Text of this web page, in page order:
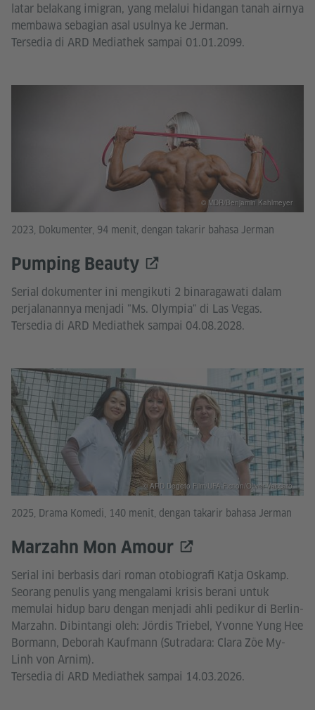
latar belakang imigran, yang melalui hidangan tanah airnya
membawa sebagian asal usulnya ke Jerman.
Tersedia di ARD Mediathek sampai 01.01.2099.
2023, Dokumenter, 94 menit, dengan takarir bahasa Jerman
Pumping Beauty
Serial dokumenter ini mengikuti 2 binaragawati dalam
perjalanannya menjadi "Ms. Olympia" di Las Vegas.
Tersedia di ARD Mediathek sampai 04.08.2028.
© MDR/Benjamin Kahlmeyer
2025, Drama Komedi, 140 menit, dengan takarir bahasa Jerman
Marzahn Mon Amour
Serial ini berbasis dari roman otobiografi Katja Oskamp.
Seorang penulis yang mengalami krisis berani untuk
memulai hidup baru dengan menjadi ahli pedikur di Berlin-
Marzahn. Dibintangi oleh: Jördis Triebel, Yvonne Yung Hee
Bormann, Deborah Kaufmann (Sutradara: Clara Zöe My-
Linh von Arnim).
Tersedia di ARD Mediathek sampai 14.03.2026.
© ARD Degeto Film/UFA Fiction/Oliver Vaccaro